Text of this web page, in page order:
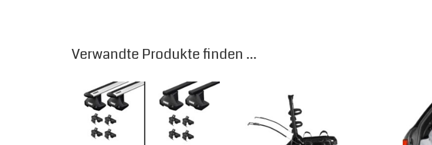
Verwandte Produkte finden ...
Dieses Produkt weist mehrere Varianten auf. Die Optionen können auf der